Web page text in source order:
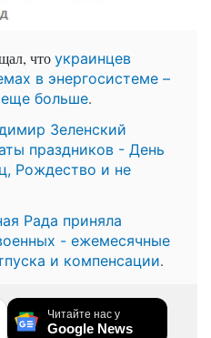
что украинцев
в энергосистеме –
больше.
Зеленский
праздников - День
Рождество и не
Рада приняла
- ежемесячные
и компенсации.
Читайте нас у
Google News